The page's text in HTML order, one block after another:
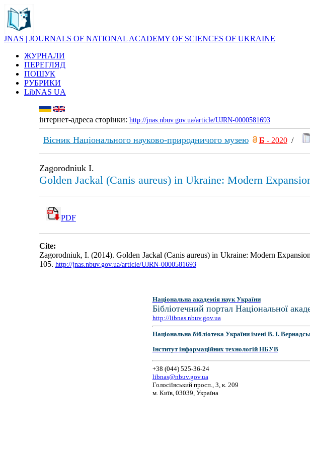
JNAS | JOURNALS OF NATIONAL ACADEMY OF SCIENCES OF UKRAINE
ЖУРНАЛИ
ПЕРЕГЛЯД
ПОШУК
РУБРИКИ
LibNAS UA
інтернет-адреса сторінки: http://jnas.nbuv.gov.ua/article/UJRN-0000581693
Вісник Національного науково-природничого музею Б - 2020/
Zagorodniuk I.
Golden Jackal (Canis aureus) in Ukraine: Modern
PDF
Cite:
Zagorodniuk, I. (2014). Golden Jackal (Canis aureus) in Ukraine: Modern
105. http://jnas.nbuv.gov.ua/article/UJRN-0000581693
Національна академія наук України
Бібліотечний портал Національної
http://libnas.nbuv.gov.ua
Національна бібліотека України імені В. І.
Інститут інформаційних технологій НБУВ
+38 (044) 525-36-24
libnas@nbuv.gov.ua
Голосіївський просп., 3, к. 209
м. Київ, 03039, Україна